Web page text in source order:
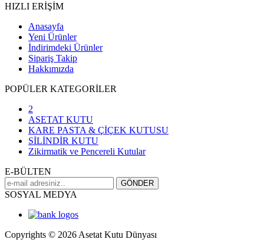
HIZLI ERİŞİM
Anasayfa
Yeni Ürünler
İndirimdeki Ürünler
Sipariş Takip
Hakkımızda
POPÜLER KATEGORİLER
2
ASETAT KUTU
KARE PASTA & ÇİÇEK KUTUSU
SİLİNDİR KUTU
Zikirmatik ve Pencereli Kutular
E-BÜLTEN
SOSYAL MEDYA
Copyrights © 2026 Asetat Kutu Dünyası